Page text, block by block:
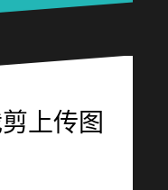
上传图